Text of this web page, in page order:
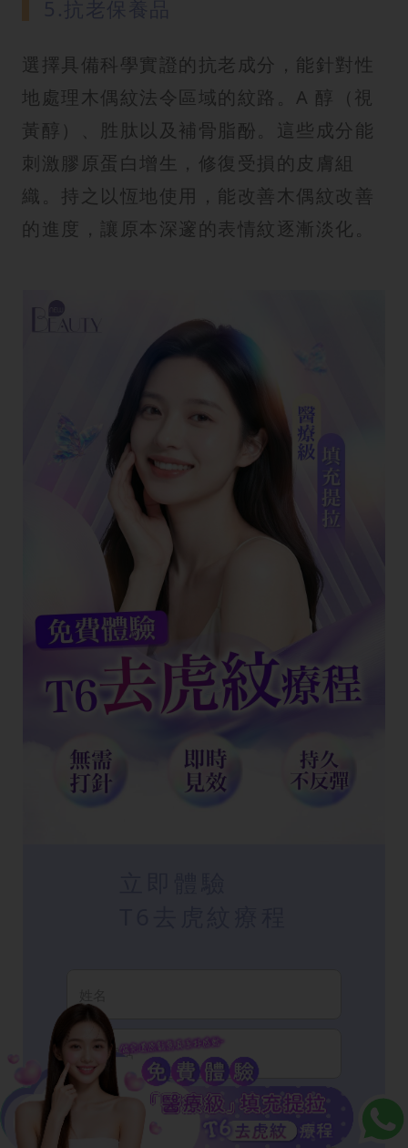
選擇具備科學實證的抗老成分，能針對性
地處理木偶紋法令區域的紋路。A 醇（視
黃醇）、胜肽以及補骨脂酚。這些成分能
刺激膠原蛋白增生，修復受損的皮膚組
織。持之以恆地使用，能改善木偶紋改善
的進度，讓原本深邃的表情紋逐漸淡化。